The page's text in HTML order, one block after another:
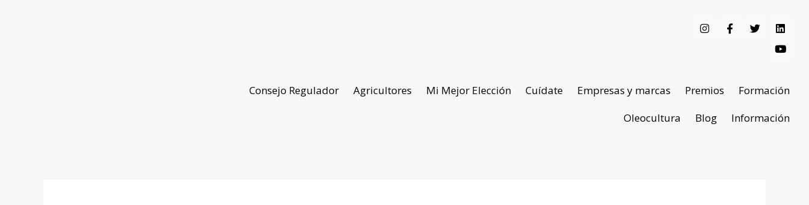
Consejo Regulador Agricultores Mi Mejor Elección Cuídate Empresas y marcas Premios
Formación
Oleocultura
Blog Información